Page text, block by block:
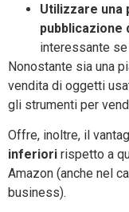
Utilizzare una
pubblicazione
interessante
Nonostante sia una
vendita di oggetti
gli strumenti per
Offre, inoltre, il
inferiori rispetto a
Amazon (anche nel
business).